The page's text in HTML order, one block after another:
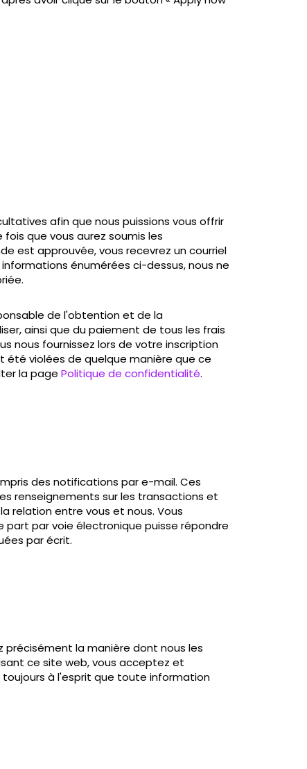
afin que nous puissions vous offrir
que vous aurez soumis les
est approuvée, vous recevrez un courriel
énumérées ci-dessus, nous ne
de l'obtention et de la
ainsi que du paiement de tous les frais
nous fournissez lors de votre inscription
été violées de quelque manière que ce
la page Politique de confidentialité.
des notifications par e-mail. Ces
renseignements sur les transactions et
relation entre vous et nous. Vous
par voie électronique puisse répondre
par écrit.
précisément la manière dont nous les
ce site web, vous acceptez et
toujours à l'esprit que toute information